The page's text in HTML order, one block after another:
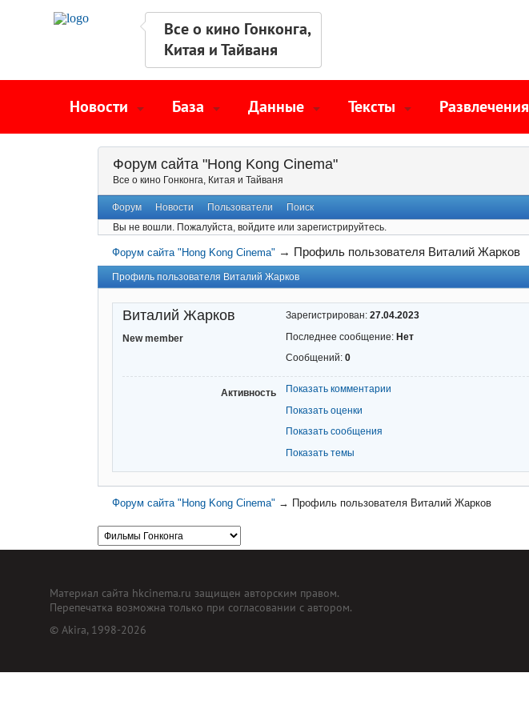
Все о кино Гонконга,
Китая и Тайваня
Новости База Данные Тексты Развлечения
Форум сайта "Hong Kong Cinema"
Все о кино Гонконга, Китая и Тайваня
Форум Новости Пользователи
Поиск
Вы не вошли. Пожалуйста, войдите или зарегистрируйтесь.
Форум сайта "Hong Kong Cinema" → Профиль пользователя Виталий Жарков
Профиль пользователя Виталий Жарков
Виталий Жарков
New member
Зарегистрирован: 27.04.2023
Последнее сообщение: Нет
Сообщений: 0
Активность
Показать комментарии
Показать оценки
Показать сообщения
Показать темы
Форум сайта "Hong Kong Cinema" → Профиль пользователя Виталий Жарков
Материал сайта hkcinema.ru защищен авторским правом.
Перепечатка возможна только при согласовании с автором.
© Akira, 1998-2026